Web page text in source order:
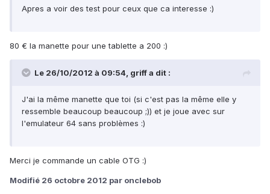
Apres a voir des test pour ceux que ca interesse :)
80 € la manette pour une tablette a 200 :)
Le 26/10/2012 à 09:54, griff a dit :
J'ai la même manette que toi (si c'est pas la même elle y
ressemble beaucoup beaucoup ;)) et je joue avec sur
l'emulateur 64 sans problèmes :)
Merci je commande un cable OTG :)
Modifié 26 octobre 2012 par onclebob